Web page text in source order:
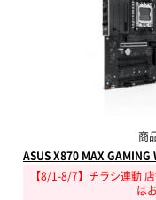
商
ASUS X870 MAX
【8/1-8/7】チラシ連動
は